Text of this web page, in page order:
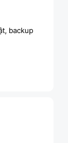
backup